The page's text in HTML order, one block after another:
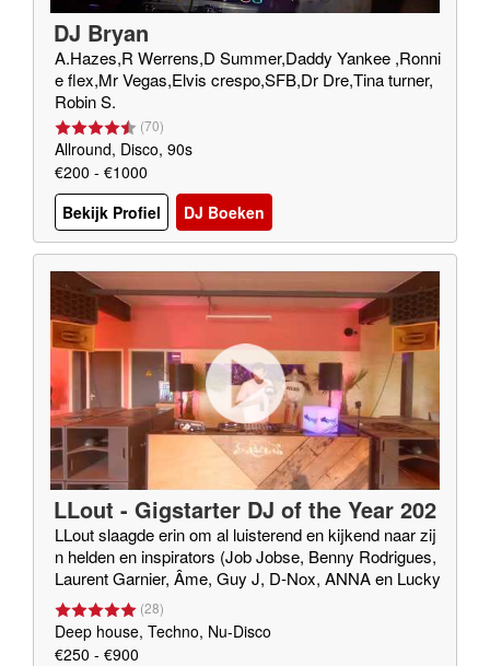
DJ Bryan
A.Hazes,R Werrens,D Summer,Daddy Yankee ,Ronni
e flex,Mr Vegas,Elvis crespo,SFB,Dr Dre,Tina turner,
Robin S.
(70)
Allround, Disco, 90s
€200 - €1000
Bekijk Profiel
DJ Boeken
LLout - Gigstarter DJ of the Year 202
0
LLout slaagde erin om al luisterend en kijkend naar zij
n helden en inspirators (Job Jobse, Benny Rodrigues,
Laurent Garnier, Âme, Guy J, D-Nox, ANNA en Lucky
Done Gone (o.v.a.)) een eigen eclectische sound te be
lichamen. DUS: Elke klus durft ie aan!
(28)
Deep house, Techno, Nu-Disco
€250 - €900